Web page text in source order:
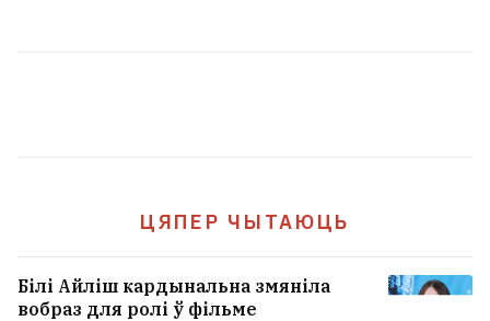
ЦЯПЕР ЧЫТАЮЦЬ
Білі Айліш кардынальна змяніла
вобраз для ролі ў фільме